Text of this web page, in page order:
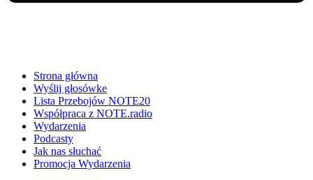
Strona główna
Wyślij głosówke
Lista Przebojów NOTE20
Współpraca z NOTE.radio
Wydarzenia
Podcasty
Jak nas słuchać
Promocja Wydarzenia